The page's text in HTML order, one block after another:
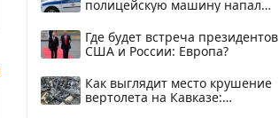
полицейскую машину напали
Где будет встреча президентов
США и России: Европа?
Как выглядит место крушение
вертолета на Кавказе: